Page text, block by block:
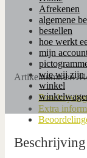
Afrekenen
algemene
bestellen
hoe werkt
mijn
wie wij zijn
winkel
Artikelnummer:
Beschrijving
Extra
Beschrijving